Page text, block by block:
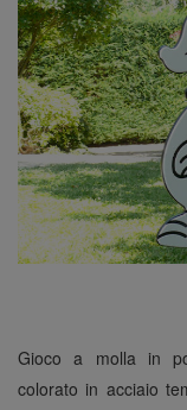
Gioco a molla in
colorato in acciaio